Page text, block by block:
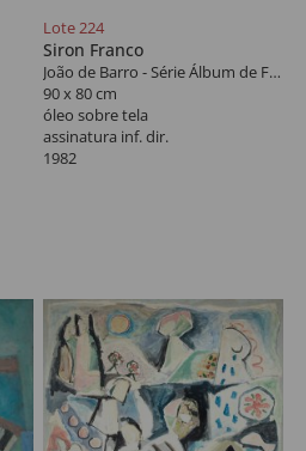
Lote 224
Siron Franco
João de Barro - Série Álbum de Figurinhas
90 x 80 cm
óleo sobre tela
assinatura inf. dir.
1982